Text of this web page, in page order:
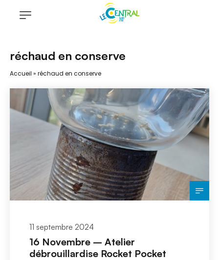
réchaud en conserve
Accueil » réchaud en conserve
11 septembre 2024
16 Novembre – Atelier
débrouillardise Rocket Pocket